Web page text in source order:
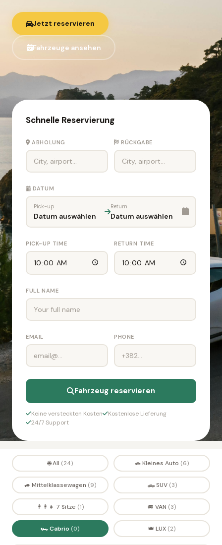
Jetzt reservieren
Fahrzeuge ansehen
Schnelle Reservierung
ABHOLUNG RÜCKGABE
DATUM
Pick-up
Datum auswählen
Return
Datum auswählen
PICK-UP TIME RETURN TIME
FULL NAME
EMAIL PHONE
Fahrzeug reservieren
Keine versteckten Kosten
Kostenlose Lieferung
24/7 Support
🌐 All (24) 🚗 Kleines Auto (6)
🚙 Mittelklassewagen (9) 🛻 SUV (3)
👨‍👩‍👧 7 Sitze (1) 🚐 VAN (3)
🏎️ Cabrio (0) 👑 LUX (2)